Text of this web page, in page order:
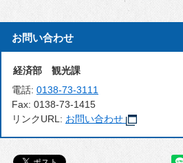
お問い合わせ
経済部 観光課
電話: 0138-73-3111
Fax: 0138-73-1415
リンクURL: お問い合わせ